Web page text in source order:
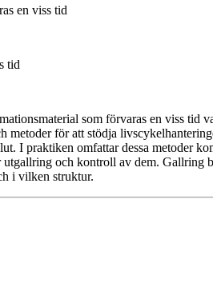
en viss tid
tid
som förvaras en viss tid
för att stödja
praktiken omfattar dessa metoder
och kontroll av dem. Gallring
i vilken struktur.